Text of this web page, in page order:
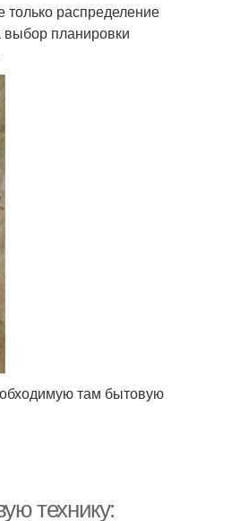
только распределение
выбор планировки
там бытовую
технику: